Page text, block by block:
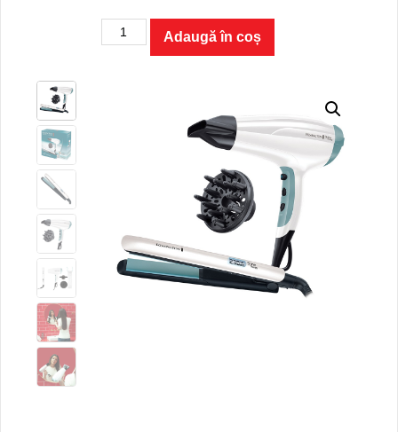
Cantitate
Set
Remington
Shine
Therapy
Adaugă în coș